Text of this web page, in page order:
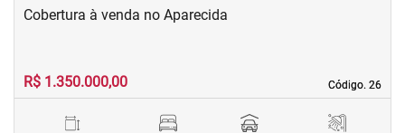
Código. 26
Código. 26
Cobertura à venda no Aparecida
R$ 1.350.000,00